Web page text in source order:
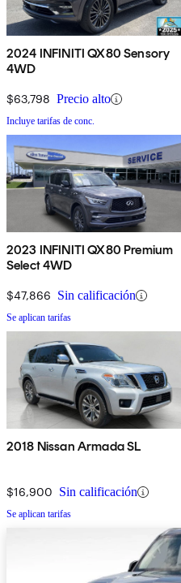
2024 INFINITI QX80 Sensory
4WD
$63,798 Precio alto
Incluye tarifas de conc.
2023 INFINITI QX80 Premium
Select 4WD
$47,866 Sin calificación
Se aplican tarifas
2018 Nissan Armada SL
$16,900 Sin calificación
Se aplican tarifas